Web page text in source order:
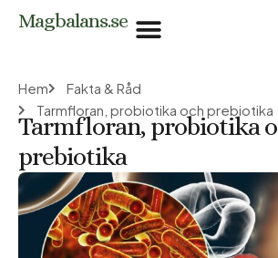
Magbalans.se
Hem
Fakta & Råd
Tarmfloran, probiotika och prebiotika
Tarmfloran, probiotika
prebiotika